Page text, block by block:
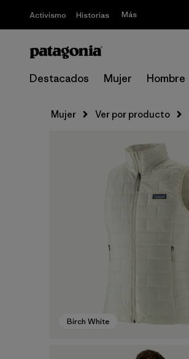
Activismo Historias Más
Destacados Mujer Hombre
Mujer Ver por producto
Birch White